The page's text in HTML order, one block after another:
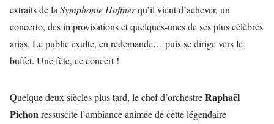
extraits de la Symphonie Haffnerqu’il vient d’achever, un
concerto, des improvisations et quelques-unes de ses plus célèbres
arias. Le public exulte, en redemande… puis se dirige vers le
buffet. Une fête, ce concert !
Quelque deux siècles plus tard, le chef d’orchestreRaphaël
Pichonressuscite l’ambiance animée de cette légendaire